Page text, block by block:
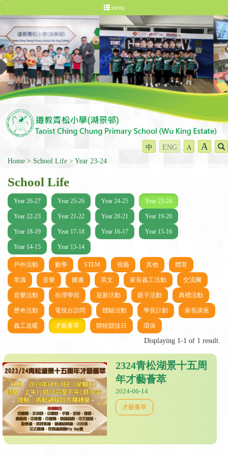
menu
中 ENG A A
Home School Life Year 23-24
School Life
Year 26-27 Year 25-26 Year 24-25 Year 23-24
Year 22-23 Year 21-22 Year 20-21 Year 19-20
Year 18-19 Year 17-18 Year 16-17 Year 15-16
Year 14-15 Year 13-14
戶外活動 數學 STEM 視藝 其他 體育
常識 音樂 圖書 英文 家長義工活動 交流團
音樂活動 自理學習 迎新活動 親子活動 典禮活動
歷奇活動 電視台訪問 體驗活動 學長計劃 家長講座
義工送暖 才藝薈萃 聯校競技日 環保
Displaying 1-1 of 1 result.
2324青松湖景十五周
年才藝薈萃
2024-06-14
才藝薈萃